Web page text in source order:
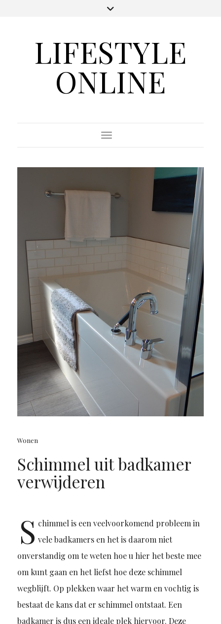
LIFESTYLE
ONLINE
Toggle Navigation
Wonen
Schimmel uit badkamer
verwijderen
S chimmel is een veelvoorkomend probleem in
vele badkamers en het is daarom niet
onverstandig om te weten hoe u hier het beste mee
om kunt gaan en het liefst hoe deze schimmel
wegblijft. Op plekken waar het warm en vochtig is
bestaat de kans dat er schimmel ontstaat. Een
badkamer is dus een ideale plek hiervoor. Deze